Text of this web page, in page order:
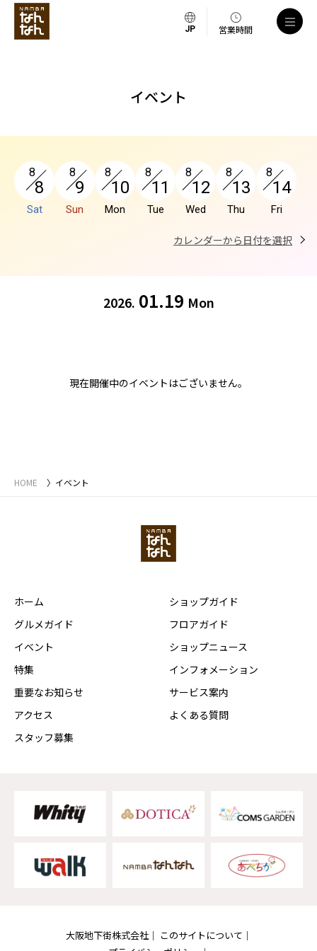
営業時間
イベント
8
8
Sat
8
9
Sun
8
10
Mon
8
11
Tue
8
12
Wed
8
13
Thu
8
14
Fri
カレンダーから日付を選択
2026. 01.19 Mon
現在開催中のイベントはございません。
HOME イベント
ホーム
グルメガイド
イベント
特集
重要なお知らせ
アクセス
スタッフ募集
ショップガイド
フロアガイド
ショップニュース
インフォメーション
サービス案内
よくある質問
大阪地下街株式会社
このサイトについて